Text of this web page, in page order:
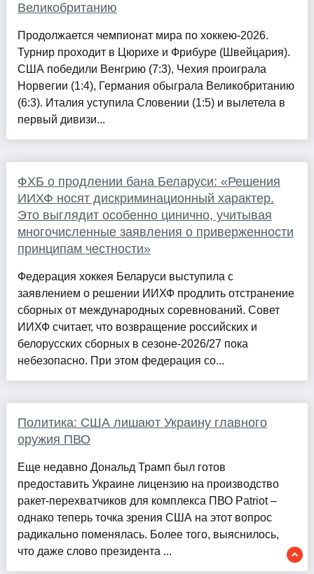
Великобританию
Продолжается чемпионат мира по хоккею-2026.
Турнир проходит в Цюрихе и Фрибуре (Швейцария).
США победили Венгрию (7:3), Чехия проиграла
Норвегии (1:4), Германия обыграла Великобританию
(6:3). Италия уступила Словении (1:5) и вылетела в
первый дивизи...
ФХБ о продлении бана Беларуси: «Решения
ИИХФ носят дискриминационный характер.
Это выглядит особенно цинично, учитывая
многочисленные заявления о приверженности
принципам честности»
Федерация хоккея Беларуси выступила с
заявлением о решении ИИХФ продлить отстранение
сборных от международных соревнований. Совет
ИИХФ считает, что возвращение российских и
белорусских сборных в сезоне-2026/27 пока
небезопасно. При этом федерация со...
Политика: США лишают Украину главного
оружия ПВО
Еще недавно Дональд Трамп был готов
предоставить Украине лицензию на производство
ракет-перехватчиков для комплекса ПВО Patriot –
однако теперь точка зрения США на этот вопрос
радикально поменялась. Более того, выяснилось,
что даже слово президента ...